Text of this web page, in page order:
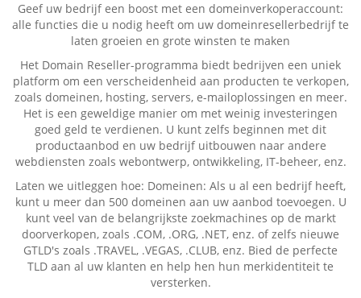
Geef uw bedrijf een boost met een domeinverkoperaccount:
alle functies die u nodig heeft om uw domeinresellerbedrijf te
laten groeien en grote winsten te maken
Het Domain Reseller-programma biedt bedrijven een uniek
platform om een verscheidenheid aan producten te verkopen,
zoals domeinen, hosting, servers, e-mailoplossingen en meer.
Het is een geweldige manier om met weinig investeringen
goed geld te verdienen. U kunt zelfs beginnen met dit
productaanbod en uw bedrijf uitbouwen naar andere
webdiensten zoals webontwerp, ontwikkeling, IT-beheer, enz.
Laten we uitleggen hoe: Domeinen: Als u al een bedrijf heeft,
kunt u meer dan 500 domeinen aan uw aanbod toevoegen. U
kunt veel van de belangrijkste zoekmachines op de markt
doorverkopen, zoals .COM, .ORG, .NET, enz. of zelfs nieuwe
GTLD's zoals .TRAVEL, .VEGAS, .CLUB, enz. Bied de perfecte
TLD aan al uw klanten en help hen hun merkidentiteit te
versterken.